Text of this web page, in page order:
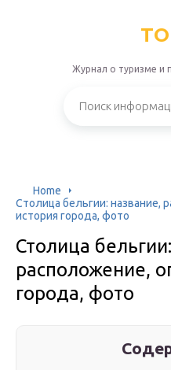
Журнал о туризме и
Home
Столица бельгии: название,
история города, фото
Столица
расположение,
города, фото